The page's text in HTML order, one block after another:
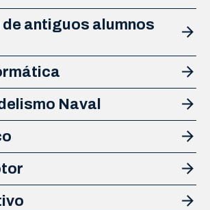
antiguos alumnos
Naval